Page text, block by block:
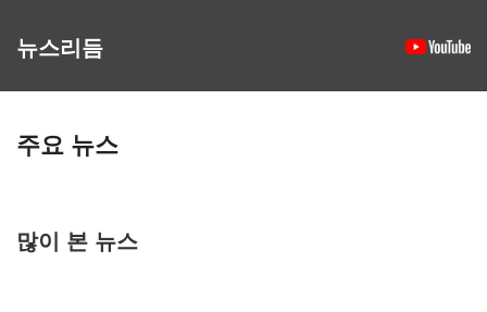
뉴스리듬
주요 뉴스
많이 본 뉴스